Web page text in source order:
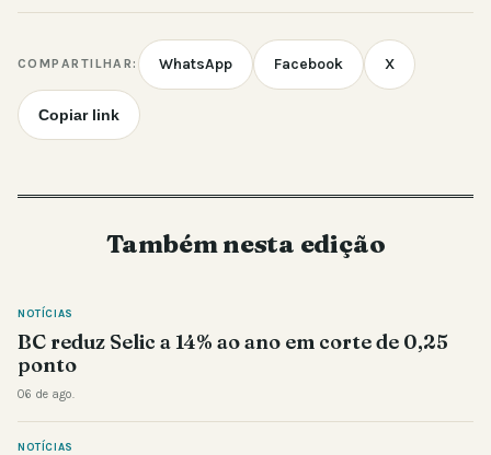
COMPARTILHAR: WhatsApp Facebook X
Copiar link
Também nesta edição
NOTÍCIAS
BC reduz Selic a 14% ao ano em corte de 0,25
ponto
06 de ago.
NOTÍCIAS